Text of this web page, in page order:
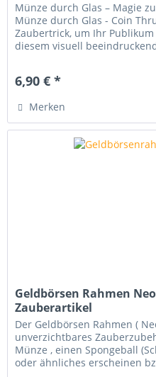
Münze durch Glas – Magie
Münze durch Glas - Coin
Zaubertrick, um Ihr
diesem visuell
6,90 € *
Merken
Geldbörsen Rahmen
Zauberartikel
Der Geldbörsen Rahmen (
unverzichtbares
Münze , einen Spongeball
oder ähnliches erscheinen